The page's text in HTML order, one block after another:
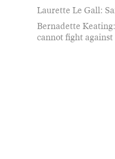
Laurette Le Gall:
Bernadette
cannot fight